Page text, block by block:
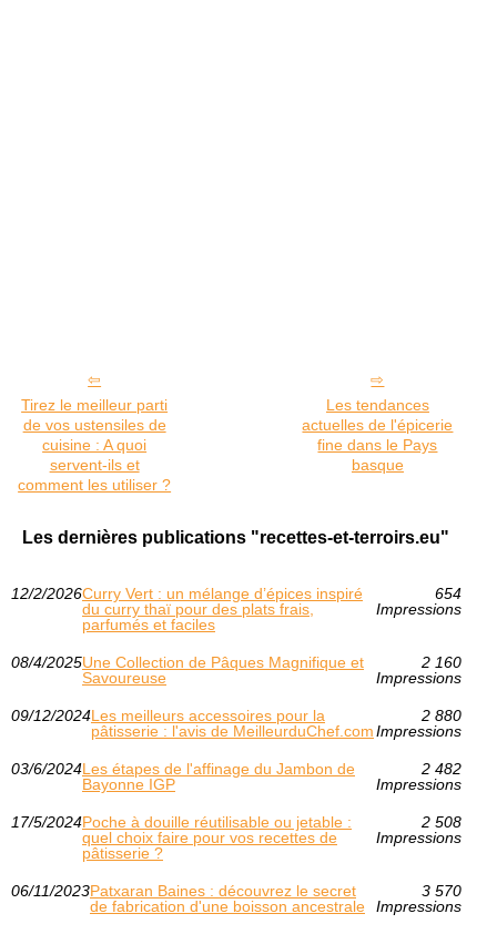
Tirez le meilleur parti
de vos ustensiles de
cuisine : A quoi
servent-ils et
comment les utiliser ?
Les tendances
actuelles de l'épicerie
fine dans le Pays
basque
Les dernières publications "recettes-et-terroirs.eu"
12/2/2026Curry Vert : un mélange d’épices inspiré
du curry thaï pour des plats frais,
parfumés et faciles
654
Impressions
08/4/2025Une Collection de Pâques Magnifique et
Savoureuse
2 160
Impressions
09/12/2024Les meilleurs accessoires pour la
pâtisserie : l'avis de MeilleurduChef.com
2 880
Impressions
03/6/2024Les étapes de l'affinage du Jambon de
Bayonne IGP
2 482
Impressions
17/5/2024Poche à douille réutilisable ou jetable :
quel choix faire pour vos recettes de
pâtisserie ?
2 508
Impressions
06/11/2023Patxaran Baines : découvrez le secret
de fabrication d'une boisson ancestrale
3 570
Impressions